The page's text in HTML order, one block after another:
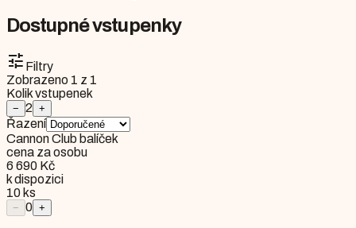
Dostupné vstupenky
tune Filtry
Zobrazeno 1 z 1
Kolik vstupenek
− 2 +
Řazení
Cannon Club balíček
cena za osobu
6 690 Kč
k dispozici
10 ks
− 0 +